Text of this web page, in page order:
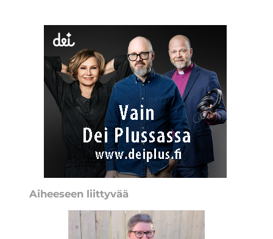
Aiheeseen liittyvää